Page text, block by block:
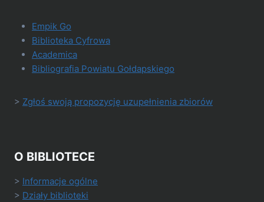
Empik Go
Biblioteka Cyfrowa
Academica
Bibliografia Powiatu Gołdapskiego
> Zgłoś swoją propozycję uzupełnienia zbiorów
O BIBLIOTECE
> Informacje ogólne
> Działy biblioteki